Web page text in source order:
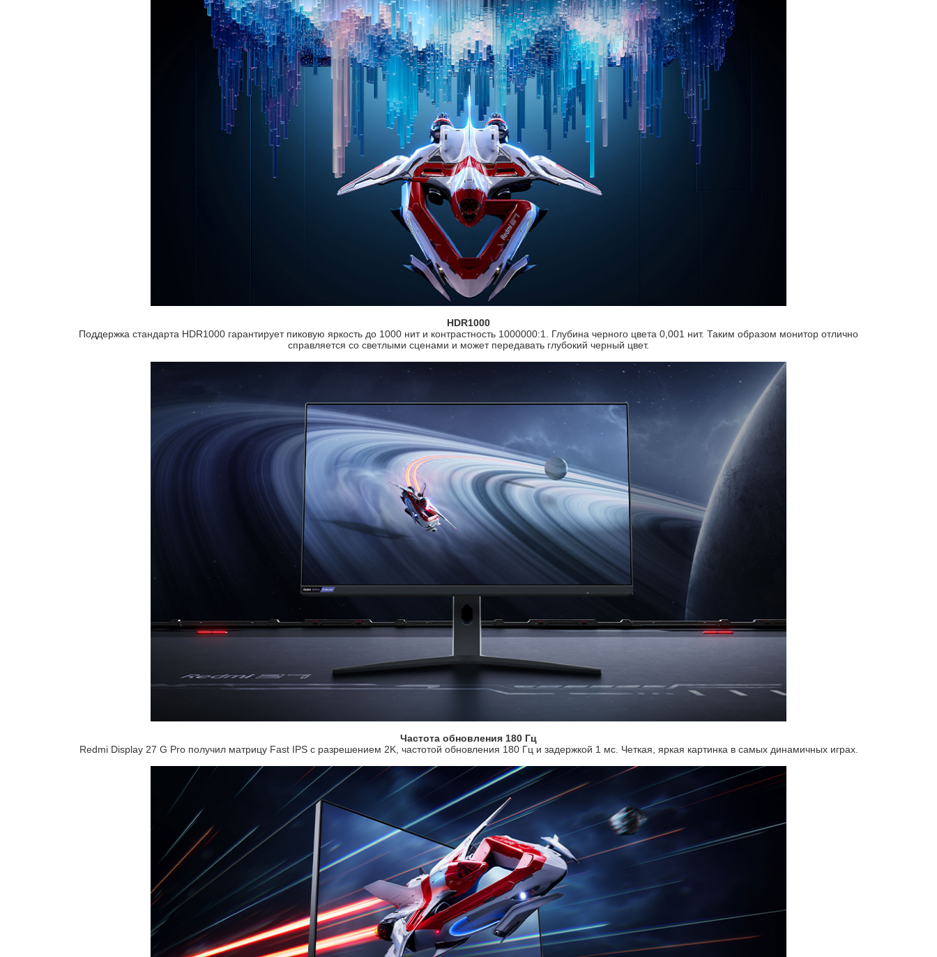
HDR1000
Поддержка стандарта HDR1000 гарантирует пиковую яркость до 1000 нит и контрастность 1000000:1. Глубина черного цвета 0,001 нит. Таким образом монитор отлично
справляется со светлыми сценами и может передавать глубокий черный цвет.
Частота обновления 180 Гц
Redmi Display 27 G Pro получил матрицу Fast IPS с разрешением 2K, частотой обновления 180 Гц и задержкой 1 мс. Четкая, яркая картинка в самых динамичных играх.